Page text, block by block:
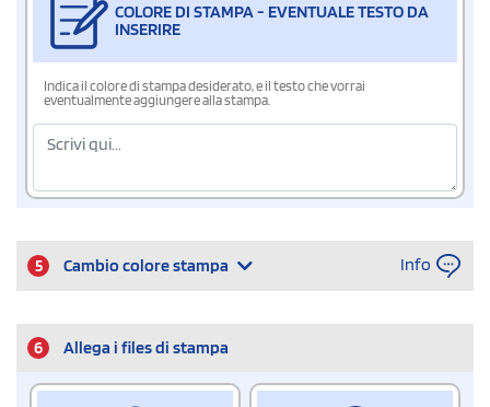
COLORE DI STAMPA - EVENTUALE TESTO DA
INSERIRE
Indica il colore di stampa desiderato, e il testo che vorrai
eventualmente aggiungere alla stampa.
5 Cambio colore stampa Info
6 Allega i files di stampa